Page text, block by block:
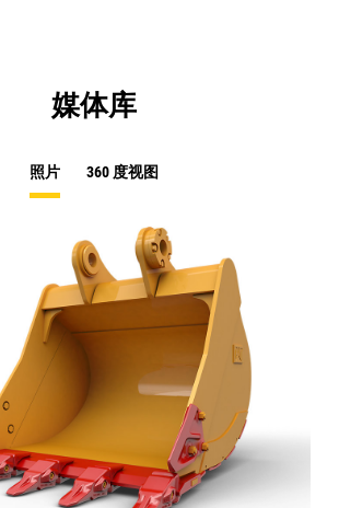
媒体库
照片 360 度视图